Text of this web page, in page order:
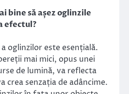
bine să așez oglinzile
efectul?
oglinzilor este esențială.
mai mici, opus unei
de lumină, va reflecta
crea senzația de adâncime.